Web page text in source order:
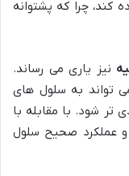
کند، چرا که پشتوانه
نیز یاری می رساند.
تواند به سلول های
تر شود. با مقابله با
و عملکرد صحیح سلول